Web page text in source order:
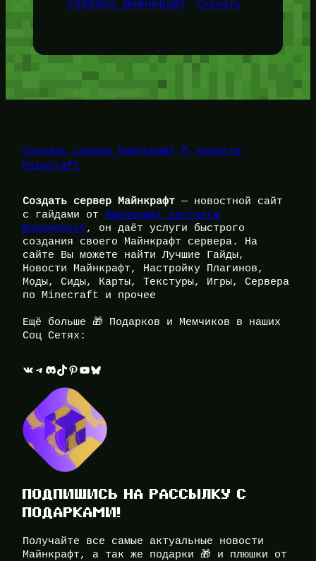
сервера майнкрафт скачать
Создать сервер Майнкрафт ⛏️ Новости
Minecraft
Создать сервер Майнкрафт — новостной сайт
с гайдами от
Майнкрафт хостинга
BungeeHost, он даёт услуги быстрого
создания своего Майнкрафт сервера. На
сайте Вы можете найти Лучшие Гайды,
Новости Майнкрафт, Настройку Плагинов,
Моды, Сиды, Карты, Текстуры, Игры, Сервера
по Minecraft и прочее
Ещё больше 🎁 Подарков и Мемчиков в наших
Соц Сетях:
ВКонтакте Telegram Discord TikTok Pinterest YouTube Bluesky
ПОДПИШИСЬ НА РАССЫЛКУ С
ПОДАРКАМИ!
Получайте все самые актуальные новости
Майнкрафт, а так же подарки 🎁 и плюшки от